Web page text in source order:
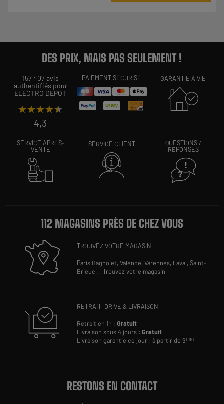
DES PRIX, MAIS PAS SEULEMENT !
157 407 avis
authentifiés pour
ELECTRO DEPOT
★★★★★
★★★★★
4,3
PAIEMENT SÉCURISÉ GARANTIE À VIE
SERVICE APRÈS-
VENTE
SERVICE CLIENT
QUESTIONS /
RÉPONSES
112 MAGASINS PRÈS DE CHEZ VOUS
TROUVEZ VOTRE MAGASIN
Paris Bagnolet,Valence,Varennes, Laval,Saint-
Brieuc...Trouvez votre magasin
RETRAIT, DRIVE & LIVRAISON
Retrait en 1h :Gratuit
Livraison sous 4 jours :Gratuit
Livraison garantie ce jour : à partir de 9€90
RESTONS EN CONTACT